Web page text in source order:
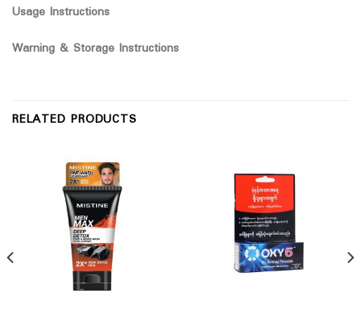
Usage Instructions
Warning & Storage Instructions
RELATED PRODUCTS